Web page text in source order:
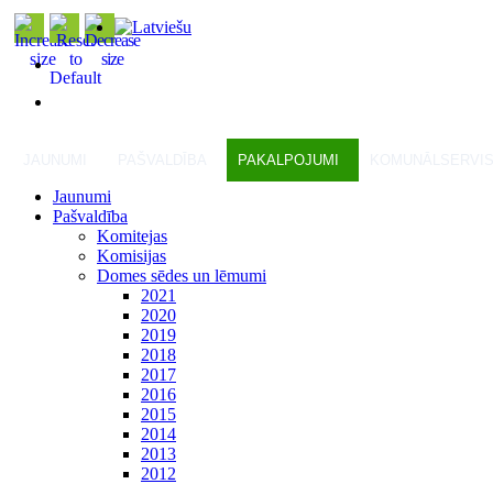
PAKALPOJUMI
Jaunumi
Pašvaldība
Komitejas
Komisijas
Domes sēdes un lēmumi
2021
2020
2019
2018
2017
2016
2015
2014
2013
2012